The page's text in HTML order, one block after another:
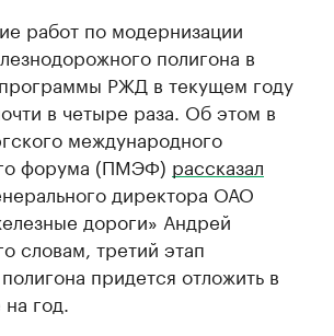
работ по модернизации
полигона в
РЖД в текущем году
в четыре раза. Об этом в
международного
форума (ПМЭФ) рассказал
директора ОАО
дороги» Андрей
словам, третий этап
придется отложить в
год.